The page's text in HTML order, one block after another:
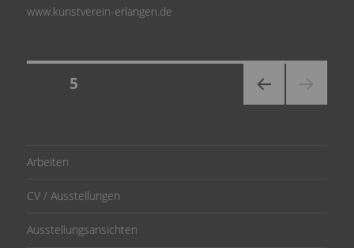
www.kunstverein-erlangen.de
Posts
5
Arbeiten
CV / Ausstellungen
Ausstellungsansichten